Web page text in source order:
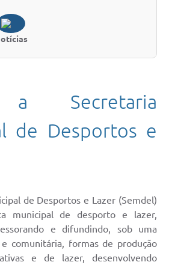
a Secretaria
de Desportos e
de Desportos e Lazer (Semdel)
municipal de desporto e lazer,
e difundindo, sob uma
e comunitária, formas de produção
e de lazer, desenvolvendo